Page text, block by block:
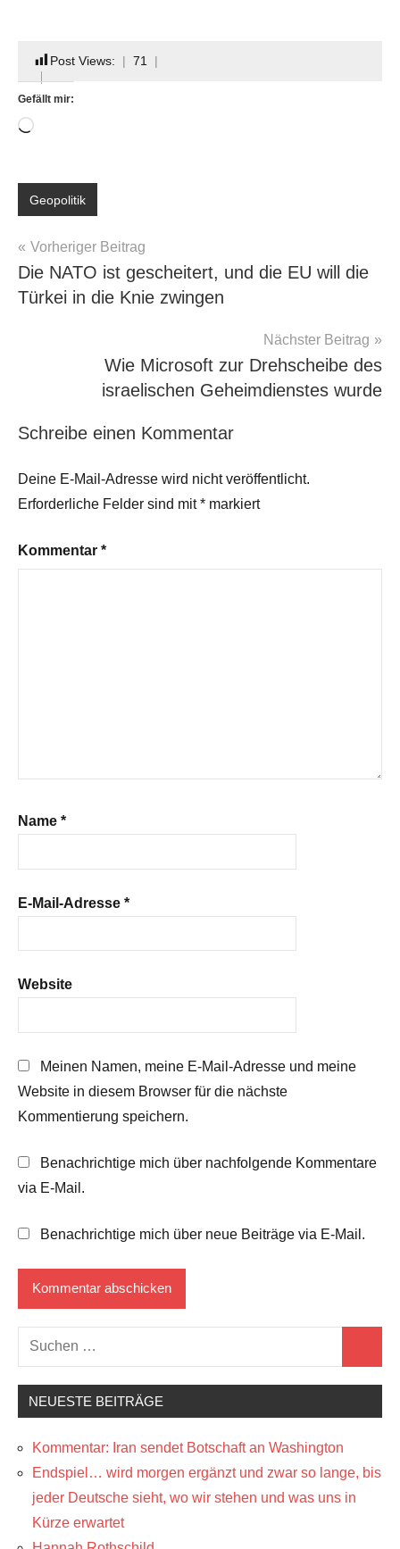
Post Views: 71
Gefällt mir:
Wird
Geopolitik
Beitragsnavigation
Vorheriger Beitrag
Die NATO ist gescheitert, und die EU will die
Türkei in die Knie zwingen
Nächster Beitrag
Wie Microsoft zur Drehscheibe des
israelischen Geheimdienstes wurde
Schreibe einen Kommentar
Deine E-Mail-Adresse wird nicht veröffentlicht.
Erforderliche Felder sind mit* markiert
Kommentar *
Name *
E-Mail-Adresse *
Website
Meinen Namen, meine E-Mail-Adresse und meine
Website in diesem Browser für die nächste
Kommentierung speichern.
Benachrichtige mich über nachfolgende Kommentare
via E-Mail.
Benachrichtige mich über neue Beiträge via E-Mail.
Suchen
nach:
NEUESTE BEITRÄGE
Kommentar: Iran sendet Botschaft an Washington
Endspiel… wird morgen ergänzt und zwar so lange, bis
jeder Deutsche sieht, wo wir stehen und was uns in
Kürze erwartet